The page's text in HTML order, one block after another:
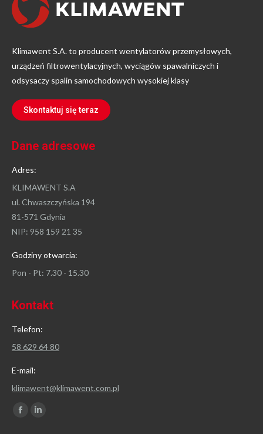
Klimawent S.A. to producent wentylatorów przemysłowych,
urządzeń filtrowentylacyjnych, wyciągów spawalniczych i
odsysaczy spalin samochodowych wysokiej klasy
Skontaktuj się teraz
Dane adresowe
Adres:
KLIMAWENT S.A
ul. Chwaszczyńska 194
81-571 Gdynia
NIP: 958 159 21 35
Godziny otwarcia:
Pon - Pt: 7.30 - 15.30
Kontakt
Telefon:
58 629 64 80
E-mail:
klimawent@klimawent.com.pl
Znajdź nas na:
Facebook